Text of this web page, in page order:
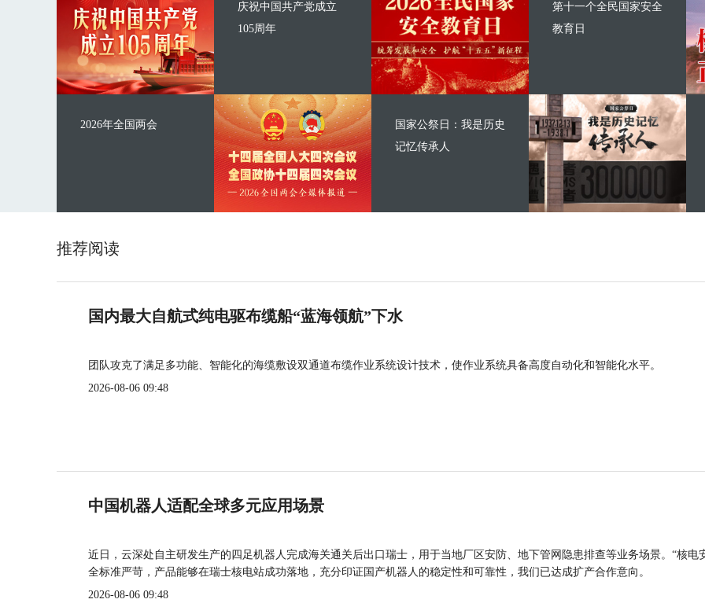
庆祝中国共产党成立
105周年
2026年全国两会
第十一个全民国家安全
教育日
国家公祭日：我是历史
记忆传承人
推荐阅读
国内最大自航式纯电驱布缆船“蓝海领航”下水
团队攻克了满足多功能、智能化的海缆敷设双通道布缆作业系统设计技术，使作业系统具备高度自动化和智能化水平。
2026-08-06 09:48
中国机器人适配全球多元应用场景
近日，云深处自主研发生产的四足机器人完成海关通关后出口瑞士，用于当地厂区安防、地下管网隐患排查等业务场景。“核电
全标准严苛，产品能够在瑞士核电站成功落地，充分印证国产机器人的稳定性和可靠性，我们已达成扩产合作意向。
2026-08-06 09:48